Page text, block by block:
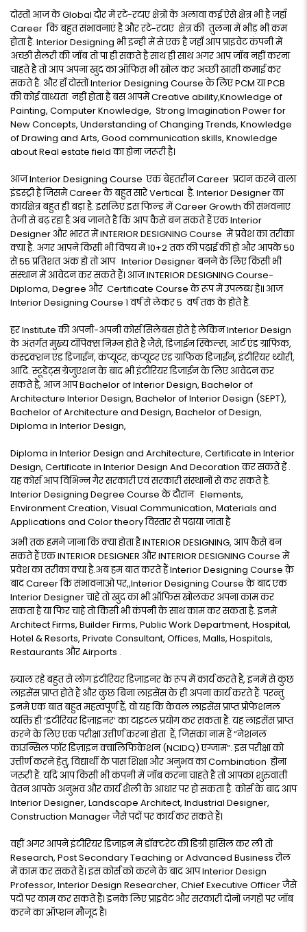
दोस्तों आज के Global दौर में रटे-रटाए क्षेत्रो के अलावा कई ऐसे क्षेत्र भी है जहाँ
Career कि बहुत संभावनाएं है और रटे-रटाए क्षेत्र की तुलना में भीड़ भी कम
होता है. Interior Designing भी इन्ही में से एक है जहाँ आप प्राइवेट कंपनी में
अच्छी सैलरी की जॉब तो पा ही सकते है साथ ही साथ अगर आप जॉब नहीं करना
चाहते है तो आप अपना खुद का ऑफिस भी खोल कर अच्छी खासी कमाई कर
सकते है. और हाँ दोस्तों Interior Designing Course के लिए PCM या PCB
की कोई वाध्यता नहीं होता है बस आपमें Creative ability,Knowledge of
Painting, Computer Knowledge, Strong Imagination Power for
New Concepts, Understanding of Changing Trends, Knowledge
of Drawing and Arts, Good communication skills, Knowledge
about Real estate field का होना जरूरी है।
आज Interior Designing Course एक बेहतरीन Career प्रदान करने वाला
इंडस्ट्री है जिसमे Career के बहुत सारे Vertical है. Interior Designer का
कार्यक्षेत्र बहुत ही बड़ा है. इसलिए इस फिल्ड में Career Growth की संभवनाए
तेजी से बढ़ रहा है.अब जानते है कि आप कैसे बन सकते हैं एक Interior
Designer और भारत में INTERIOR DESIGNING Course में प्रवेश का तरीका
क्या है. अगर आपने किसी भी विषय में 10+2 तक की पढ़ाई की हो और आपके 50
से 55 प्रतिशत अंक हो तो आप Interior Designer बनने के लिए किसी भी
संस्थान में आवेदन कर सकते हैं। आज INTERIOR DESIGNING Course-
Diploma, Degree और Certificate Course के रूप में उपलब्ध हे॥ आज
Interior Designing Course 1 वर्ष से लेकर 5 वर्ष तक के होते है.
हर Institute की अपनी-अपनी कोर्स सिलेबस होते है लेकिन Interior Design
के अंतर्गत मुख्य टॉपिक्स निम्न होते है जैसे, डिजाईन स्किल्स, आर्ट एंड ग्राफिक,
कंस्ट्रक्शन एंड डिजाईन, कंप्यूटर, कंप्यूटर एंड ग्राफिक डिजाईन, इंटीरियर थ्योरी,
आदि. स्टूडेंट्स ग्रेजुएशन के बाद भी इंटीरियर डिजाईन के लिए आवेदन कर
सकते है, आज आप Bachelor of Interior Design, Bachelor of
Architecture Interior Design, Bachelor of Interior Design (SEPT),
Bachelor of Architecture and Design, Bachelor of Design,
Diploma in Interior Design,
Diploma in Interior Design and Architecture, Certificate in Interior
Design, Certificate in Interior Design And Decoration कर सकते हें .
यह कोर्स आप विभिन्न गैर सरकारी एवं सरकारी संस्थानों से कर सकते है.
Interior Designing Degree Course के दौरान Elements,
Environment Creation, Visual Communication, Materials and
Applications and Color theory विस्तार से पढ़ाया जाता है
अभी तक हमने जाना कि क्या होता है INTERIOR DESIGNING, आप कैसे बन
सकते हैं एक INTERIOR DESIGNER और INTERIOR DESIGNING Course में
प्रवेश का तरीका क्या है.अब हम बात करते हैं Interior Designing Course क़े
बाद Career कि संभावनाओ पर,,Interior Designing Course क़े बाद एक
Interior Designer चाहे तो खुद का भी ऑफिस खोलकर अपना काम कर
सकता है या फिर चाहे तो किसी भी कंपनी के साथ काम कर सकता है. इनमे
Architect Firms, Builder Firms, Public Work Department, Hospital,
Hotel & Resorts, Private Consultant, Offices, Malls, Hospitals,
Restaurants और Airports .
ख्याल रहे बहुत से लोग इंटीरियर डिज़ाइनर के रूप में कार्य करते हैं, इनमें से कुछ
लाइसेंस प्राप्त होते हैं और कुछ बिना लाइसेंस के ही अपना कार्य करते हैं. परन्तु
इनमे एक बात बहुत महत्वपूर्ण हैं, वो यह कि केवल लाइसेंस प्राप्त प्रोफेशनल
व्यक्ति ही ‘इंटीरियर डिज़ाइनर’ का टाइटल प्रयोग कर सकता हैं. यह लाइसेंस प्राप्त
करने के लिए एक परीक्षा उत्तीर्ण करना होता हैं, जिसका नाम हैं “नेशनल
काउन्सिल फॉर डिज़ाइन क्वालिफिकेशन (NCIDQ) एग्जाम”. इस परीक्षा को
उत्तीर्ण करने हेतु, विद्यार्थी के पास शिक्षा और अनुभव का Combination होना
जरुरी हैं. यदि आप किसी भी कंपनी में जॉब करना चाहते है तो आपका शुरुवाती
वेतन आपके अनुभव और कार्य शैली के आधार पर हो सकता है. कोर्स के बाद आप
Interior Designer, Landscape Architect, Industrial Designer,
Construction Manager जैसे पदों पर कार्य कर सकते हैं।
वहीं अगर आपने इंटीरियर डिजाइन में डॉक्टरेट की डिग्री हासिल कर ली तो
Research, Post Secondary Teaching or Advanced Business रोल
में काम कर सकते हैं। इस कोर्स को करने के बाद आप Interior Design
Professor, Interior Design Researcher, Chief Executive Officer जैसे
पदों पर काम कर सकते हैं। इनके लिए प्राइवेट और सरकारी दोनों जगहों पर जॉब
करने का ऑप्शन मौजूद है।